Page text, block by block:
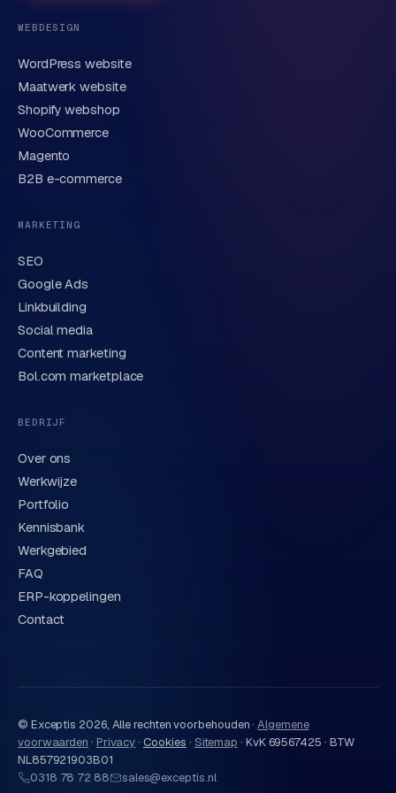
t
e
n
w
n
k
e
o
o
n
e
n
e
e
u
r
I
n
d
e
n
Korte omschrijving van je vraag of project
Verstuur aanvraag
We behandelen je gegevens zorgvuldig conform onze
privacyverklaring. Of bel direct
WEBDESIGN
WordPress website
Maatwerk website
Shopify webshop
WooCommerce
Magento
B2B e-commerce
MARKETING
SEO
Google Ads
Linkbuilding
Social media
Content marketing
Bol.com marketplace
BEDRIJF
Over ons
Werkwijze
Portfolio
Kennisbank
Werkgebied
FAQ
ERP-koppelingen
Contact
© Exceptis 2026, Alle rechten voorbehouden · Algemene
voorwaarden · Privacy· Cookies · Sitemap · KvK 69567425 · BTW
NL857921903B01
0318 78 72 88
sales@exceptis.nl